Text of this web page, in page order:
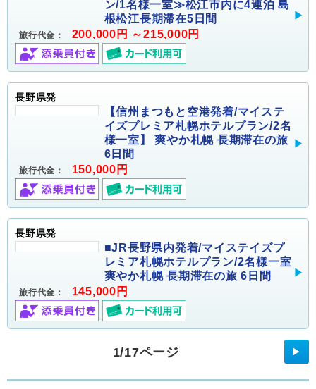
ン/1名様一室≫松江市内に4連泊 島
根松江長期滞在5日間
旅行代金： 200,000円 ～215,000円
長野県発
【信州まつもと空港発着/マイステ
イズプレミア札幌ホテルプラン/2名
様一室】 爽やか札幌 長期滞在の旅
6日間
旅行代金： 150,000円
長野県発
■JR長野県内発着/マイステイズプ
レミア札幌ホテルプラン/2名様一室
爽やか札幌 長期滞在の旅 6日間
旅行代金： 145,000円
1/17ページ ▶